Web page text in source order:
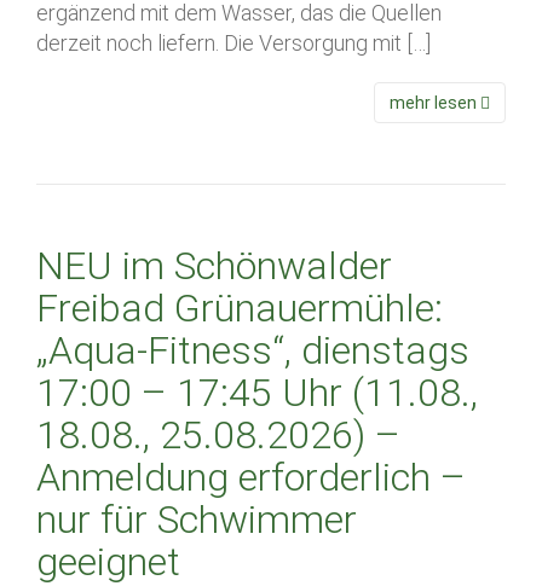
ergänzend mit dem Wasser, das die Quellen
derzeit noch liefern. Die Versorgung mit […]
mehr lesen
NEU im Schönwalder
Freibad Grünauermühle:
„Aqua-Fitness“, dienstags
17:00 – 17:45 Uhr (11.08.,
18.08., 25.08.2026) –
Anmeldung erforderlich –
nur für Schwimmer
geeignet